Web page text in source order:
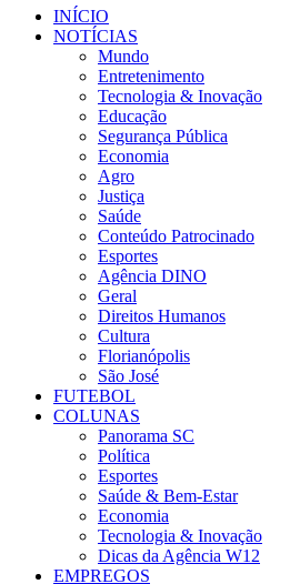
INÍCIO
NOTÍCIAS
Mundo
Entretenimento
Tecnologia & Inovação
Educação
Segurança Pública
Economia
Agro
Justiça
Saúde
Conteúdo Patrocinado
Esportes
Agência DINO
Geral
Direitos Humanos
Cultura
Florianópolis
São José
FUTEBOL
COLUNAS
Panorama SC
Política
Esportes
Saúde & Bem-Estar
Economia
Tecnologia & Inovação
Dicas da Agência W12
EMPREGOS